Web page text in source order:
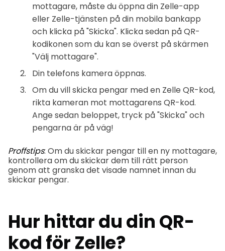
mottagare, måste du öppna din Zelle-app
eller Zelle-tjänsten på din mobila bankapp
och klicka på "Skicka". Klicka sedan på QR-
kodikonen som du kan se överst på skärmen
"Välj mottagare".
Din telefons kamera öppnas.
Om du vill skicka pengar med en Zelle QR-kod,
rikta kameran mot mottagarens QR-kod.
Ange sedan beloppet, tryck på "Skicka" och
pengarna är på väg!
Proffstips: Om du skickar pengar till en ny mottagare,
kontrollera om du skickar dem till rätt person
genom att granska det visade namnet innan du
skickar pengar.
Hur hittar du din QR-
kod för Zelle?